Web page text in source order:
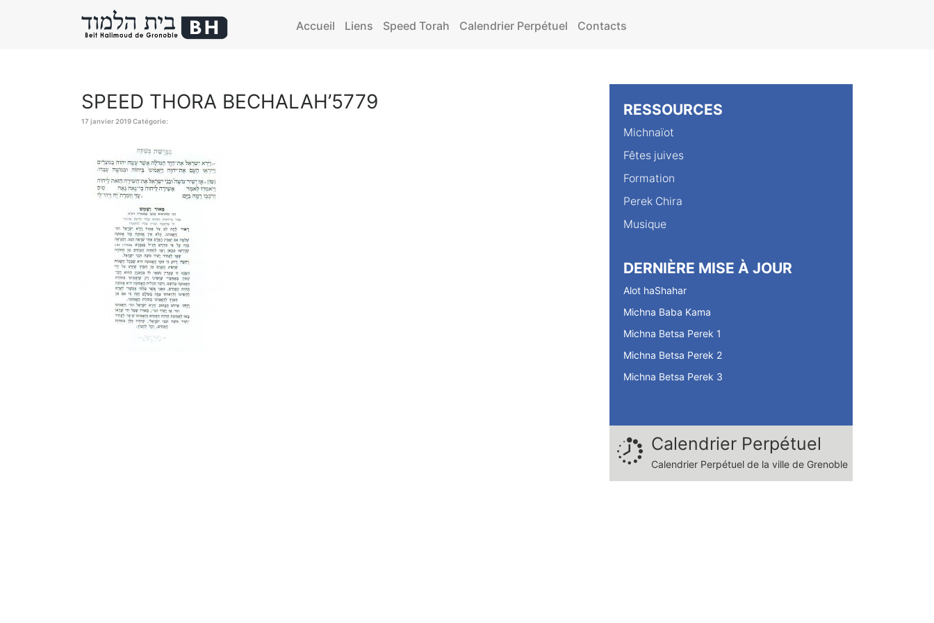
Accueil Liens Speed Torah Calendrier Perpétuel Contacts
SPEED THORA BECHALAH’5779
17 janvier 2019Catégorie:
RESSOURCES
Michnaïot
Fêtes juives
Formation
Perek Chira
Musique
DERNIÈRE MISE À JOUR
Alot haShahar
Michna Baba Kama
Michna Betsa Perek 1
Michna Betsa Perek 2
Michna Betsa Perek 3
Calendrier Perpétuel
Calendrier Perpétuel de la ville de Grenoble